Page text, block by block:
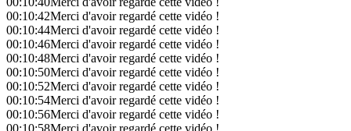
00:10:42Merci d'avoir regardé cette vidéo !
00:10:44Merci d'avoir regardé cette vidéo !
00:10:46Merci d'avoir regardé cette vidéo !
00:10:48Merci d'avoir regardé cette vidéo !
00:10:50Merci d'avoir regardé cette vidéo !
00:10:52Merci d'avoir regardé cette vidéo !
00:10:54Merci d'avoir regardé cette vidéo !
00:10:56Merci d'avoir regardé cette vidéo !